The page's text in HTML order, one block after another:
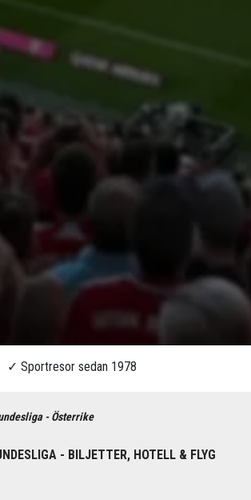
- Österrike
- BILJETTER, HOTELL & FLYG